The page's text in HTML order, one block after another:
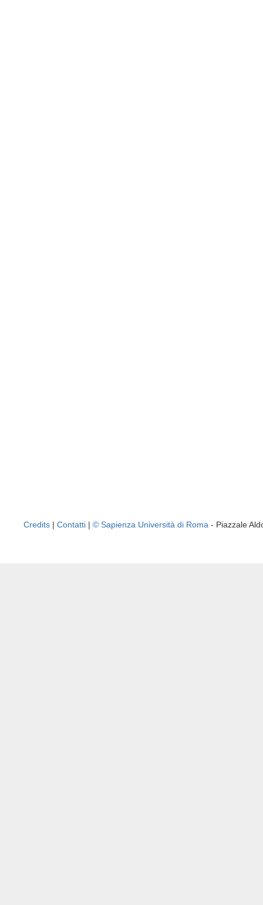
Credits | Contatti | © Sapienza Università di Roma - Piazzale